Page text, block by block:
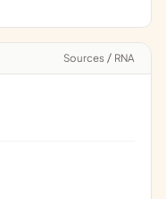
Sources / RNA